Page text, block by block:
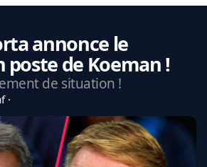
annonce le
de Koeman !
de situation !